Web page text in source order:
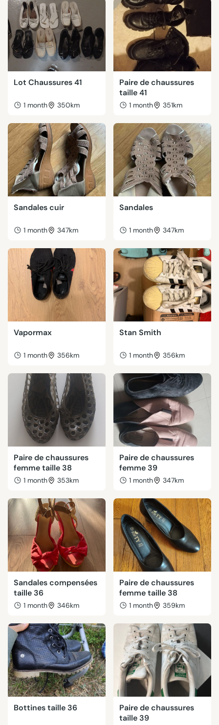
Lot Chaussures 41
1 month 350km
Paire de chaussures
taille 41
1 month 351km
Sandales cuir
1 month 347km
Sandales
1 month 347km
Vapormax
1 month 356km
Stan Smith
1 month 356km
Paire de chaussures
femme taille 38
1 month 353km
Paire de chaussures
femme 39
1 month 347km
Sandales compensées
taille 36
1 month 346km
Paire de chaussures
femme taille 38
1 month 359km
Bottines taille 36
Paire de chaussures
taille 39